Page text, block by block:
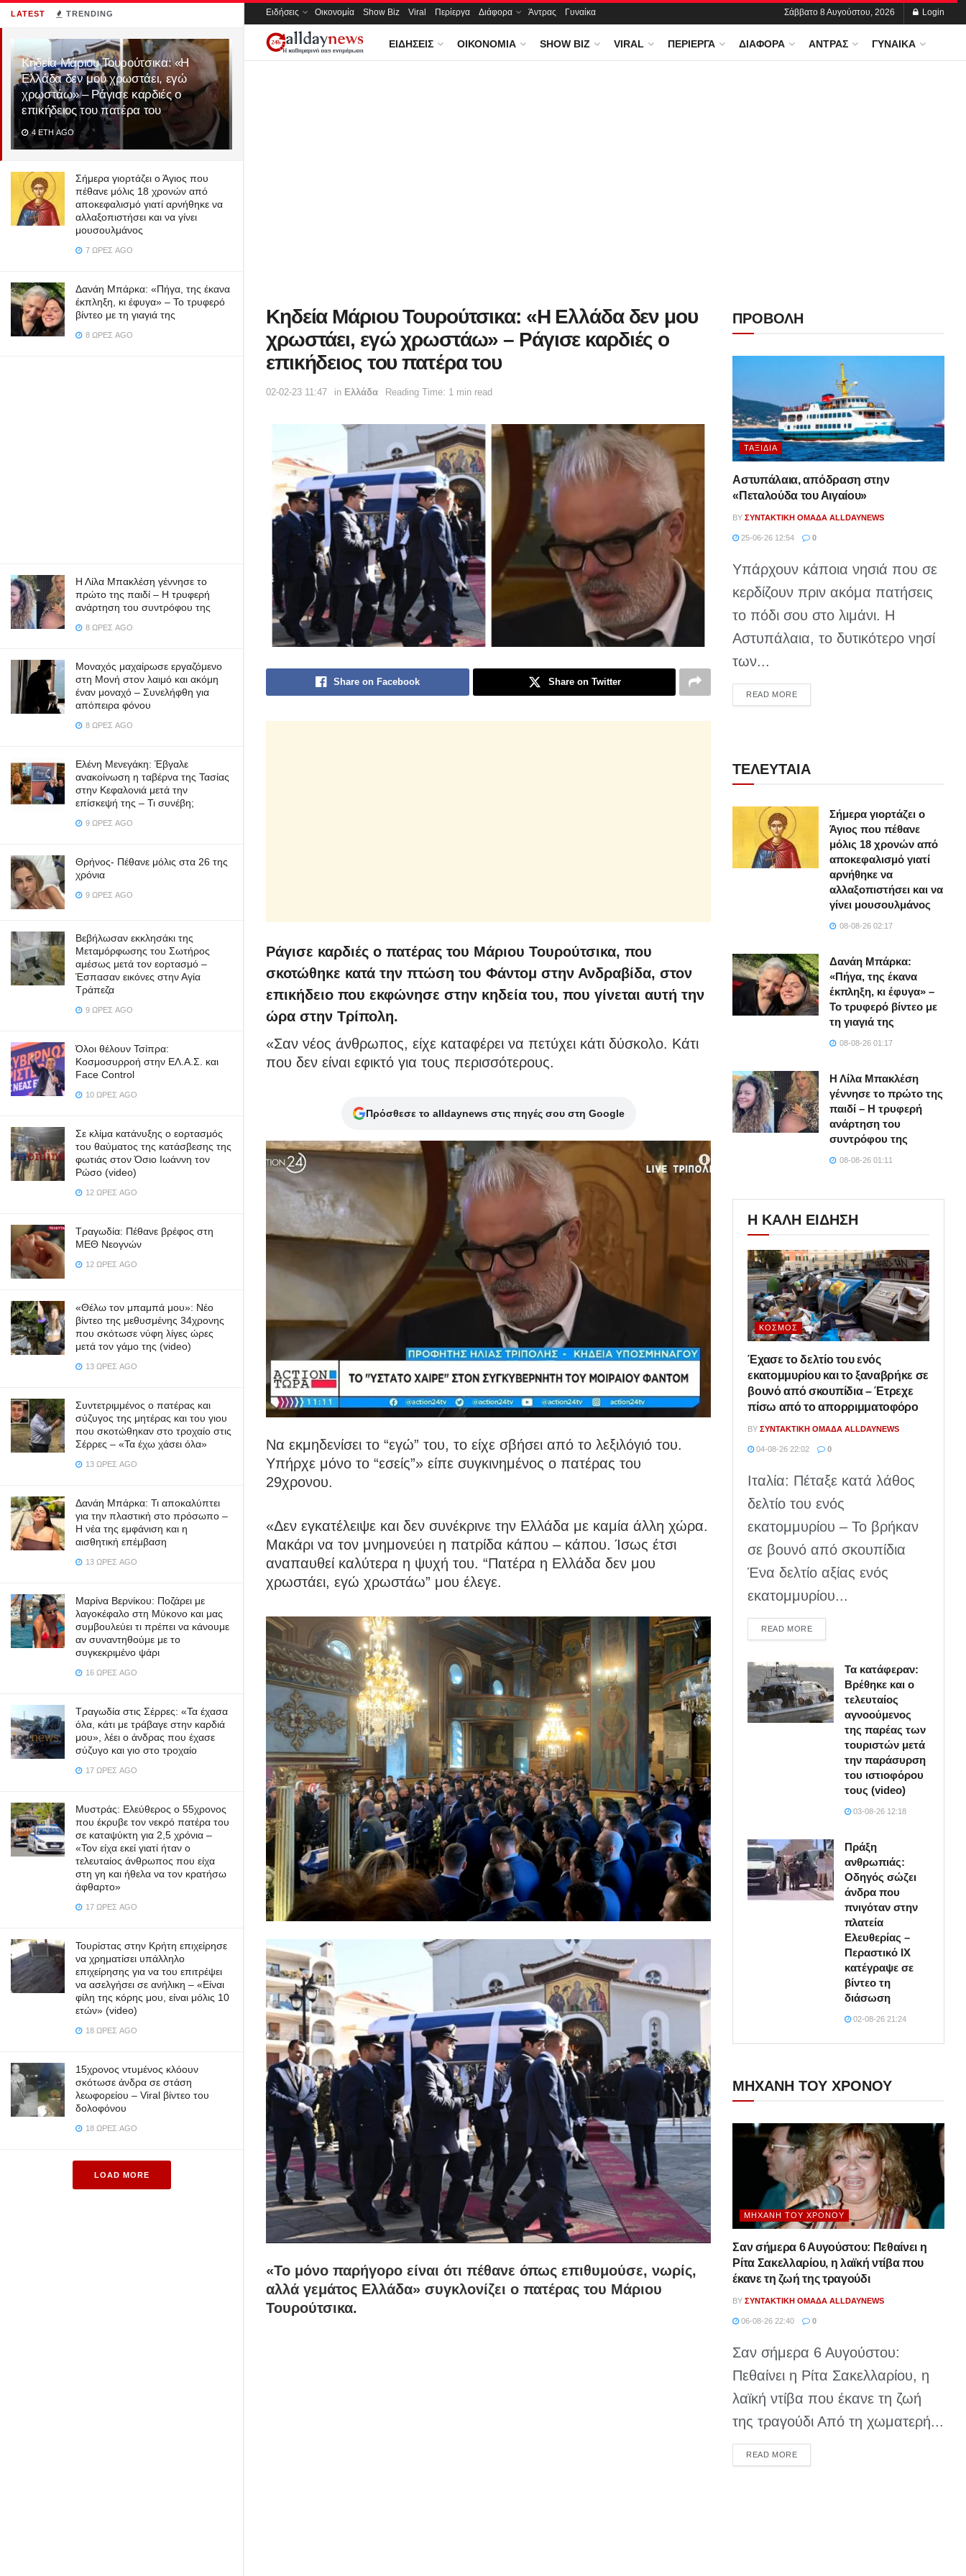
LATEST TRENDING
Κηδεία Μάριου Τουρούτσικα: «Η
Ελλάδα δεν μου χρωστάει, εγώ
χρωστάω» – Ράγισε καρδιές ο
επικήδειος του πατέρα του
4 ΈΤΗ AGO
Σήμερα γιορτάζει ο Άγιος που
πέθανε μόλις 18 χρονών από
αποκεφαλισμό γιατί αρνήθηκε να
αλλαξοπιστήσει και να γίνει
μουσουλμάνος
7 ΏΡΕΣ AGO
Δανάη Μπάρκα: «Πήγα, της έκανα
έκπληξη, κι έφυγα» – Το τρυφερό
βίντεο με τη γιαγιά της
8 ΏΡΕΣ AGO
Η Λίλα Μπακλέση γέννησε το
πρώτο της παιδί – Η τρυφερή
ανάρτηση του συντρόφου της
8 ΏΡΕΣ AGO
Μοναχός μαχαίρωσε εργαζόμενο
στη Μονή στον λαιμό και ακόμη
έναν μοναχό – Συνελήφθη για
απόπειρα φόνου
8 ΏΡΕΣ AGO
Ελένη Μενεγάκη: Έβγαλε
ανακοίνωση η ταβέρνα της Τασίας
στην Κεφαλονιά μετά την
επίσκεψή της – Τι συνέβη;
9 ΏΡΕΣ AGO
Θρήνος- Πέθανε μόλις στα 26 της
χρόνια
9 ΏΡΕΣ AGO
Βεβήλωσαν εκκλησάκι της
Μεταμόρφωσης του Σωτήρος
αμέσως μετά τον εορτασμό –
Έσπασαν εικόνες στην Αγία
Τράπεζα
9 ΏΡΕΣ AGO
Όλοι θέλουν Τσίπρα:
Κοσμοσυρροή στην ΕΛ.Α.Σ. και
Face Control
10 ΏΡΕΣ AGO
Σε κλίμα κατάνυξης ο εορτασμός
του θαύματος της κατάσβεσης της
φωτιάς στον Όσιο Ιωάννη τον
Ρώσο (video)
12 ΏΡΕΣ AGO
Τραγωδία: Πέθανε βρέφος στη
ΜΕΘ Νεογνών
12 ΏΡΕΣ AGO
«Θέλω τον μπαμπά μου»: Νέο
βίντεο της μεθυσμένης 34χρονης
που σκότωσε νύφη λίγες ώρες
μετά τον γάμο της (video)
13 ΏΡΕΣ AGO
Συντετριμμένος ο πατέρας και
σύζυγος της μητέρας και του γιου
που σκοτώθηκαν στο τροχαίο στις
Σέρρες – «Τα έχω χάσει όλα»
13 ΏΡΕΣ AGO
Δανάη Μπάρκα: Τι αποκαλύπτει
για την πλαστική στο πρόσωπο –
Η νέα της εμφάνιση και η
αισθητική επέμβαση
13 ΏΡΕΣ AGO
Μαρίνα Βερνίκου: Ποζάρει με
λαγοκέφαλο στη Μύκονο και μας
συμβουλεύει τι πρέπει να κάνουμε
αν συναντηθούμε με το
συγκεκριμένο ψάρι
16 ΏΡΕΣ AGO
Τραγωδία στις Σέρρες: «Τα έχασα
όλα, κάτι με τράβαγε στην καρδιά
μου», λέει ο άνδρας που έχασε
σύζυγο και γιο στο τροχαίο
17 ΏΡΕΣ AGO
Μυστράς: Ελεύθερος ο 55χρονος
που έκρυβε τον νεκρό πατέρα του
σε καταψύκτη για 2,5 χρόνια –
«Τον είχα εκεί γιατί ήταν ο
τελευταίος άνθρωπος που είχα
στη γη και ήθελα να τον κρατήσω
άφθαρτο»
17 ΏΡΕΣ AGO
Τουρίστας στην Κρήτη επιχείρησε
να χρηματίσει υπάλληλο
επιχείρησης για να του επιτρέψει
να ασελγήσει σε ανήλικη – «Είναι
φίλη της κόρης μου, είναι μόλις 10
ετών» (video)
18 ΏΡΕΣ AGO
15χρονος ντυμένος κλόουν
σκότωσε άνδρα σε στάση
λεωφορείου – Viral βίντεο του
δολοφόνου
18 ΏΡΕΣ AGO
LOAD MORE
Ειδήσεις Οικονομία Show Biz Viral Περίεργα Διάφορα Άντρας Γυναίκα Σάββατο 8 Αυγούστου, 2026 Login
ΕΙΔΉΣΕΙΣ ΟΙΚΟΝΟΜΊΑ SHOW BIZ VIRAL ΠΕΡΊΕΡΓΑ ΔΙΆΦΟΡΑ ΆΝΤΡΑΣ ΓΥΝΑΊΚΑ
Κηδεία Μάριου Τουρούτσικα: «Η Ελλάδα δεν μου
χρωστάει, εγώ χρωστάω» – Ράγισε καρδιές ο
επικήδειος του πατέρα του
02-02-23 11:47 in Ελλάδα Reading Time: 1 min read
Share on Facebook Share on Twitter
Ράγισε καρδιές ο πατέρας του Μάριου Τουρούτσικα, που
σκοτώθηκε κατά την πτώση του Φάντομ στην Ανδραβίδα, στον
επικήδειο που εκφώνησε στην κηδεία του, που γίνεται αυτή την
ώρα στην Τρίπολη.
«Σαν νέος άνθρωπος, είχε καταφέρει να πετύχει κάτι δύσκολο. Κάτι
που δεν είναι εφικτό για τους περισσότερους.
Πρόσθεσε το alldaynews στις πηγές σου στη Google
Να εκμηδενίσει το “εγώ” του, το είχε σβήσει από το λεξιλόγιό του.
Υπήρχε μόνο το “εσείς”» είπε συγκινημένος ο πατέρας του
29χρονου.
«Δεν εγκατέλειψε και δεν συνέκρινε την Ελλάδα με καμία άλλη χώρα.
Μακάρι να τον μνημονεύει η πατρίδα κάπου – κάπου. Ίσως έτσι
αναπαυθεί καλύτερα η ψυχή του. “Πατέρα η Ελλάδα δεν μου
χρωστάει, εγώ χρωστάω” μου έλεγε.
«Το μόνο παρήγορο είναι ότι πέθανε όπως επιθυμούσε, νωρίς,
αλλά γεμάτος Ελλάδα» συγκλονίζει ο πατέρας του Μάριου
Τουρούτσικα.
ΠΡΟΒΟΛΗ
ΤΑΞΊΔΙΑ
Αστυπάλαια, απόδραση στην
«Πεταλούδα του Αιγαίου»
BY ΣΥΝΤΑΚΤΙΚΉ ΟΜΆΔΑ ALLDAYNEWS
25-06-26 12:54 0
Υπάρχουν κάποια νησιά που σε
κερδίζουν πριν ακόμα πατήσεις
το πόδι σου στο λιμάνι. Η
Αστυπάλαια, το δυτικότερο νησί
των...
READ MOREDETAILS
ΤΕΛΕΥΤΑΙΑ
Σήμερα γιορτάζει ο
Άγιος που πέθανε
μόλις 18 χρονών από
αποκεφαλισμό γιατί
αρνήθηκε να
αλλαξοπιστήσει και να
γίνει μουσουλμάνος
08-08-26 02:17
Δανάη Μπάρκα:
«Πήγα, της έκανα
έκπληξη, κι έφυγα» –
Το τρυφερό βίντεο με
τη γιαγιά της
08-08-26 01:17
Η Λίλα Μπακλέση
γέννησε το πρώτο της
παιδί – Η τρυφερή
ανάρτηση του
συντρόφου της
08-08-26 01:11
Η ΚΑΛΗ ΕΙΔΗΣΗ
ΚΌΣΜΟΣ
Έχασε το δελτίο του ενός
εκατομμυρίου και το ξαναβρήκε σε
βουνό από σκουπίδια – Έτρεχε
πίσω από το απορριμματοφόρο
BY ΣΥΝΤΑΚΤΙΚΉ ΟΜΆΔΑ ALLDAYNEWS
04-08-26 22:02 0
Ιταλία: Πέταξε κατά λάθος
δελτίο του ενός
εκατομμυρίου – Το βρήκαν
σε βουνό από σκουπίδια
Ένα δελτίο αξίας ενός
εκατομμυρίου...
READ MOREDETAILS
Τα κατάφεραν:
Βρέθηκε και ο
τελευταίος
αγνοούμενος
της παρέας των
τουριστών μετά
την παράσυρση
του ιστιοφόρου
τους (video)
03-08-26 12:18
Πράξη
ανθρωπιάς:
Οδηγός σώζει
άνδρα που
πνιγόταν στην
πλατεία
Ελευθερίας –
Περαστικό ΙΧ
κατέγραψε σε
βίντεο τη
διάσωση
02-08-26 21:24
ΜΗΧΑΝΗ ΤΟΥ ΧΡΟΝΟΥ
ΜΗΧΑΝΉ ΤΟΥ ΧΡΌΝΟΥ
Σαν σήμερα 6 Αυγούστου: Πεθαίνει η
Ρίτα Σακελλαρίου, η λαϊκή ντίβα που
έκανε τη ζωή της τραγούδι
BY ΣΥΝΤΑΚΤΙΚΉ ΟΜΆΔΑ ALLDAYNEWS
06-08-26 22:40 0
Σαν σήμερα 6 Αυγούστου:
Πεθαίνει η Ρίτα Σακελλαρίου, η
λαϊκή ντίβα που έκανε τη ζωή
της τραγούδι Από τη χωματερή...
READ MOREDETAILS